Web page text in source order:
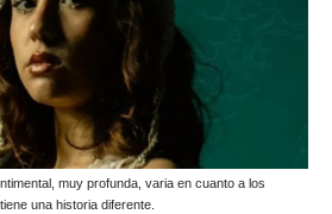
muy profunda, varia en cuanto a los
una historia diferente.